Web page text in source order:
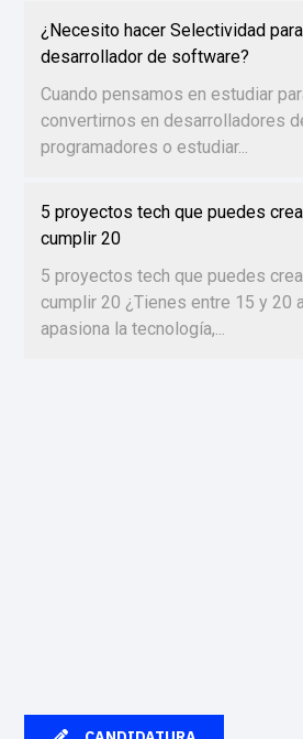
¿Necesito hacer Selectividad
desarrollador de software?
Cuando pensamos en estudiar
convertirnos en desarrolladores
programadores o estudiar...
5 proyectos tech que puedes
cumplir 20
5 proyectos tech que puedes
cumplir 20 ¿Tienes entre 15 y 20
apasiona la tecnología,...